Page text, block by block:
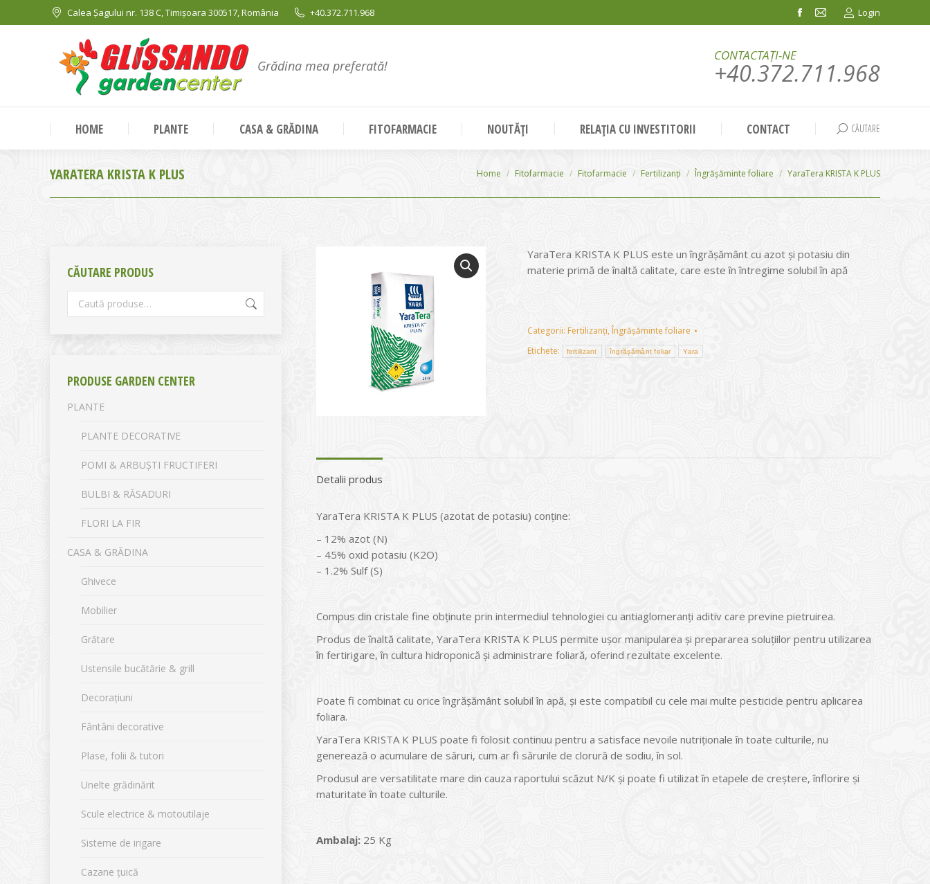
Calea Șagului nr. 138 C, Timișoara 300517, România +40.372.711.968
Facebook
in
window
Mail
in
window
Login
Grădina mea preferată!
CONTACTAȚI-NE
+40.372.711.968
HOME PLANTE CASA & GRĂDINA FITOFARMACIE NOUTĂȚI RELAȚIA CU INVESTITORII CONTACT Search:
CĂUTARE
YARATERA KRISTA K PLUS You are here:
Home Fitofarmacie Fitofarmacie Fertilizanți Îngrășăminte foliare YaraTera KRISTA K PLUS
YaraTera KRISTA K PLUS este un îngrășământ cu azot și potasiu din
materie primă de înaltă calitate, care este în întregime solubil în apă
Categorii: Fertilizanți,Îngrășăminte foliare
Etichete:
fertilizant îngrășământ foliar Yara
Detalii produs
YaraTera KRISTA K PLUS (azotat de potasiu) conține:
– 12% azot (N)
– 45% oxid potasiu (K2O)
– 1.2% Sulf (S)
Compus din cristale fine obținute prin intermediul tehnologiei cu antiaglomeranți aditiv care previne pietruirea.
Produs de înaltă calitate, YaraTera KRISTA K PLUS permite ușor manipularea și prepararea soluțiilor pentru utilizarea
în fertirigare, în cultura hidroponică și administrare foliară, oferind rezultate excelente.
Poate fi combinat cu orice îngrăşământ solubil în apă, şi este compatibil cu cele mai multe pesticide pentru aplicarea
foliara.
YaraTera KRISTA K PLUS poate fi folosit continuu pentru a satisface nevoile nutriţionale în toate culturile, nu
generează o acumulare de săruri, cum ar fi sărurile de clorură de sodiu, în sol.
Produsul are versatilitate mare din cauza raportului scăzut N/K şi poate fi utilizat în etapele de creştere, înflorire şi
maturitate în toate culturile.
Ambalaj: 25 Kg
CĂUTARE PRODUS
PRODUSE GARDEN CENTER
PLANTE
PLANTE DECORATIVE
POMI & ARBUȘTI FRUCTIFERI
BULBI & RĂSADURI
FLORI LA FIR
CASA & GRĂDINA
Ghivece
Mobilier
Grătare
Ustensile bucătărie & grill
Decorațiuni
Fântâni decorative
Plase, folii & tutori
Unelte grădinărit
Scule electrice & motoutilaje
Sisteme de irigare
Cazane țuică